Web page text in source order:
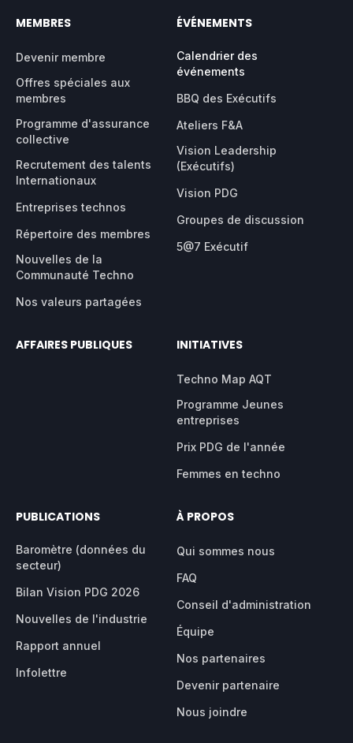
MEMBRES
Devenir membre
Offres spéciales aux
membres
Programme d'assurance
collective
Recrutement des talents
Internationaux
Entreprises technos
Répertoire des membres
Nouvelles de la
Communauté Techno
Nos valeurs partagées
ÉVÉNEMENTS
Calendrier des
événements
BBQ des Exécutifs
Ateliers F&A
Vision Leadership
(Exécutifs)
Vision PDG
Groupes de discussion
5@7 Exécutif
AFFAIRES PUBLIQUES INITIATIVES
Techno Map AQT
Programme Jeunes
entreprises
Prix PDG de l'année
Femmes en techno
PUBLICATIONS
Baromètre (données du
secteur)
Bilan Vision PDG 2026
Nouvelles de l'industrie
Rapport annuel
Infolettre
À PROPOS
Qui sommes nous
FAQ
Conseil d'administration
Équipe
Nos partenaires
Devenir partenaire
Nous joindre